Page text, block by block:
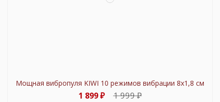
Мощная вибропуля KIWI 10 режимов вибрации 8х1,8 см
1 899 ₽ 1 999 ₽